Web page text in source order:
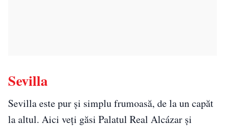
Sevilla
Sevilla este pur și simplu frumoasă, de la un capăt
la altul. Aici veți găsi Palatul Real Alcázar și